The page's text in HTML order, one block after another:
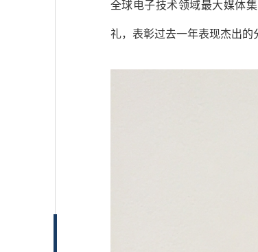
全球电子技术领域最大媒体
礼，表彰过去一年表现杰出的